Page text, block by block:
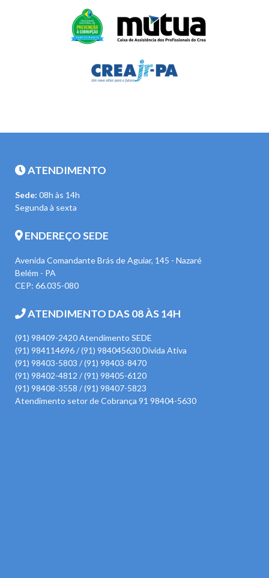
ATENDIMENTO
Sede: 08h às 14h
Segunda à sexta
ENDEREÇO SEDE
Avenida Comandante Brás de Aguiar, 145 - Nazaré
Belém - PA
CEP: 66.035-080
ATENDIMENTO DAS 08 ÀS 14H
(91) 98409-2420 Atendimento SEDE
(91) 984114696 / (91) 984045630 Divida Ativa
(91) 98403-5803 / (91) 98403-8470
(91) 98402-4812 / (91) 98405-6120
(91) 98408-3558 / (91) 98407-5823
Atendimento setor de Cobrança 91 98404-5630